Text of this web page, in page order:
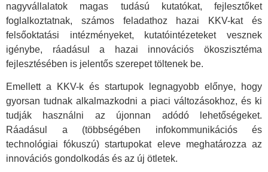
nagyvállalatok magas tudású kutatókat, fejlesztőket
foglalkoztatnak, számos feladathoz hazai KKV-kat és
felsőoktatási intézményeket, kutatóintézeteket vesznek
igénybe, ráadásul a hazai innovációs ökoszisztéma
fejlesztésében is jelentős szerepet töltenek be.
Emellett a KKV-k és startupok legnagyobb előnye, hogy
gyorsan tudnak alkalmazkodni a piaci változásokhoz, és ki
tudják használni az újonnan adódó lehetőségeket.
Ráadásul a (többségében infokommunikációs és
technológiai fókuszú) startupokat eleve meghatározza az
innovációs gondolkodás és az új ötletek.